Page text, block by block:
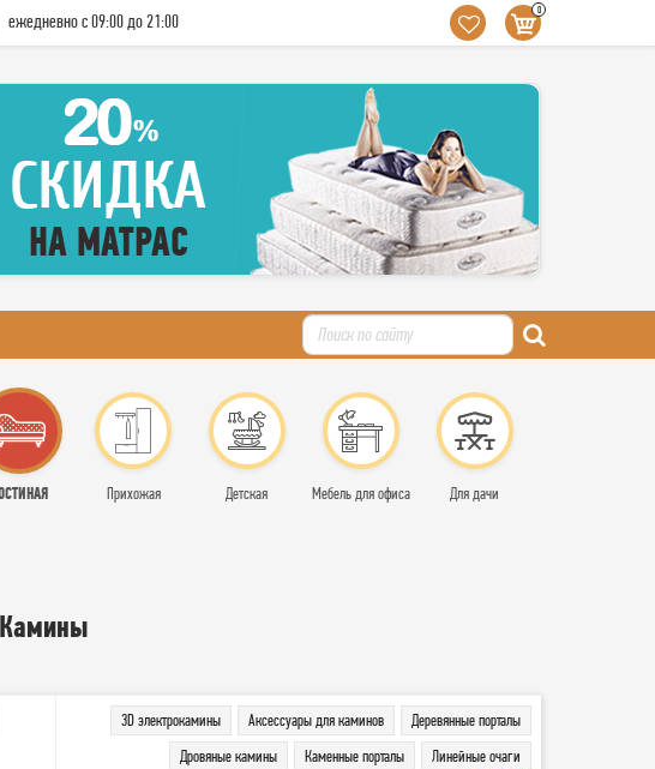
ежедневно с 09:00 до 21:00
0
Прихожая Детская Мебель для офиса Для дачи
Камины
3D электрокамины Аксессуары для каминов
Деревянные порталы
Дровяные камины
Каменные порталы
Линейные очаги